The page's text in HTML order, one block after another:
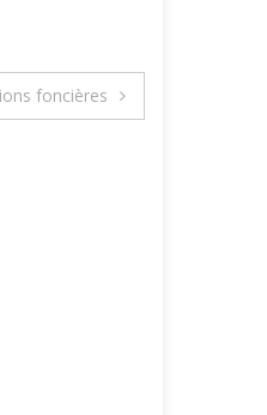
foncières